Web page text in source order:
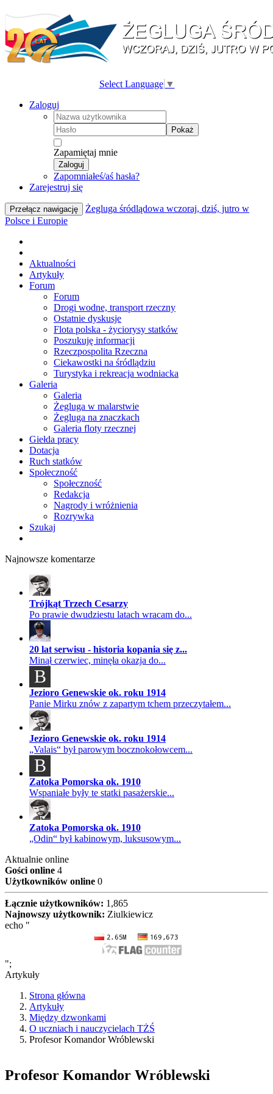
Select Language ▼
Zaloguj
Pokaż
Zapamiętaj mnie
Zaloguj
Zapomniałeś/aś hasła?
Zarejestruj się
Przełącz nawigację
Żegluga śródlądowa wczoraj, dziś, jutro w
Polsce i Europie
Aktualności
Artykuły
Forum
Forum
Drogi wodne, transport rzeczny
Ostatnie dyskusje
Flota polska - życiorysy statków
Poszukuję informacji
Rzeczpospolita Rzeczna
Ciekawostki na śródlądziu
Turystyka i rekreacja wodniacka
Galeria
Galeria
Żegluga w malarstwie
Żegluga na znaczkach
Galeria floty rzecznej
Giełda pracy
Dotacja
Ruch statków
Społeczność
Społeczność
Redakcja
Nagrody i wróżnienia
Rozrywka
Szukaj
Najnowsze komentarze
Trójkąt Trzech Cesarzy
Po prawie dwudziestu latach wracam do...
20 lat serwisu - historia kopania się z...
Minął czerwiec, minęła okazja do...
B
Jezioro Genewskie ok. roku 1914
Panie Mirku znów z zapartym tchem przeczytałem...
Jezioro Genewskie ok. roku 1914
„Valais“ był parowym bocznokołowcem...
B
Zatoka Pomorska ok. 1910
Wspaniałe były te statki pasażerskie...
Zatoka Pomorska ok. 1910
„Odin“ był kabinowym, luksusowym...
Aktualnie online
Gości online 4
Użytkowników online 0
Łącznie użytkowników: 1,865
Najnowszy użytkownik: Ziulkiewicz
echo "
";
Artykuły
Strona główna
Artykuły
Między dzwonkami
O uczniach i nauczycielach TŻŚ
Profesor Komandor Wróblewski
Profesor Komandor Wróblewski